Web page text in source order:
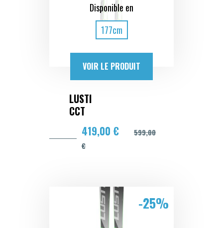
Disponible en
177cm
VOIR LE PRODUIT
LUSTI
CCT
419,00 €
599,00
€
-25%